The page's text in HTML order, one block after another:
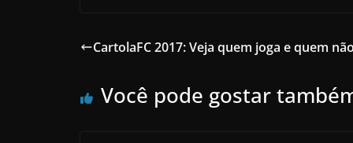
CartolaFC 2017: Veja quem joga e quem
Você pode gostar